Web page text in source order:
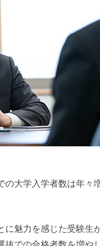
大学入学者数は年々
に魅力を感じた受験生